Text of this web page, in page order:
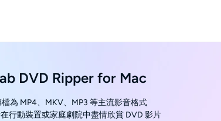
DVD Ripper for Mac
檔為 MP4、MKV、MP3 等主流影音格式
行動裝置或家庭劇院中盡情欣賞 DVD 影片